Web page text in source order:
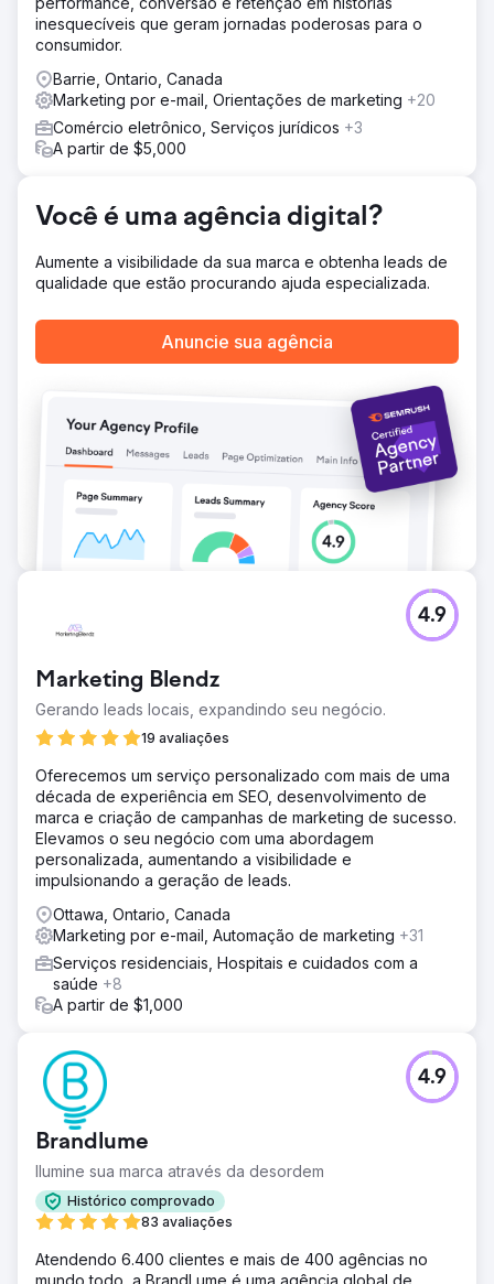
de IA para atingir compradores de alta intenção,
reconstruímos o funil de nutrição de e-mail para melhorar
a retenção, otimizamos os anúncios do Google e Meta
para melhor ROI e integramos o HubSpot CRM para
visibilidade completa do pipeline de vendas e
rastreamento de desempenho.
Resultado
anúncios pagos aumentou de 1,8x para 4,5x. O cliente
obteve insights de vendas em tempo real, permitindo uma
tomada de decisão mais rápida e gastos de marketing
mais eficientes, resultando em uma trajetória de
Ir para a página da agência
inesquecíveis que geram jornadas poderosas para o
consumidor.
Barrie, Ontario, Canada
Marketing por e-mail, Orientações de marketing +20
Comércio eletrônico, Serviços jurídicos +3
A partir de $5,000
Você é uma agência digital?
Aumente a visibilidade da sua marca e obtenha leads de
qualidade que estão procurando ajuda especializada.
Anuncie sua agência
Marketing Blendz
Gerando leads locais, expandindo seu negócio.
19 avaliações
4.9
Oferecemos um serviço personalizado com mais de uma
década de experiência em SEO, desenvolvimento de
marca e criação de campanhas de marketing de sucesso.
Elevamos o seu negócio com uma abordagem
personalizada, aumentando a visibilidade e
impulsionando a geração de leads.
Ottawa, Ontario, Canada
Marketing por e-mail, Automação de marketing +31
Serviços residenciais, Hospitais e cuidados com a
saúde +8
A partir de $1,000
Brandlume
Ilumine sua marca através da desordem
Histórico comprovado
83 avaliações
4.9
Atendendo 6.400 clientes e mais de 400 agências no
mundo todo, a BrandLume é uma agência global de